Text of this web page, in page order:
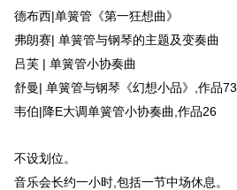
德布西|单簧管《第一狂想曲》
弗朗赛| 单簧管与钢琴的主题及变奏曲
吕芙 | 单簧管小协奏曲
舒曼| 单簧管与钢琴《幻想小品》,作品73
韦伯|降E大调单簧管小协奏曲,作品26
不设划位。
音乐会长约一小时,包括一节中场休息。